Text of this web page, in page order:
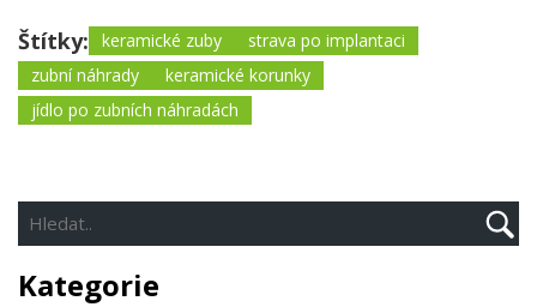
Štítky: keramické zuby
strava po implantaci
zubní náhrady
keramické korunky
jídlo po zubních náhradách
Kategorie